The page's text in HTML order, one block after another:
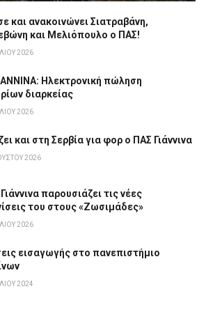
και ανακοινώνει Σιατραβάνη,
και Μελιόπουλο ο ΠΑΣ!
2026
Hλεκτρονική πώληση
διαρκείας
2026
και στη Σερβία για φορ ο ΠΑΣ Γιάννινα
2026
παρουσιάζει τις νέες
του στους «Ζωσιμάδες»
2026
εισαγωγής στο πανεπιστήμιο
2024